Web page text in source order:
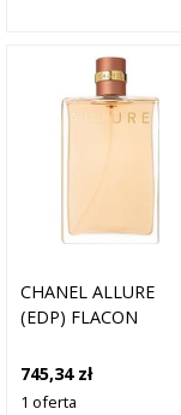
CHANEL ALLURE
(EDP) FLACON
745,34 zł
1 oferta